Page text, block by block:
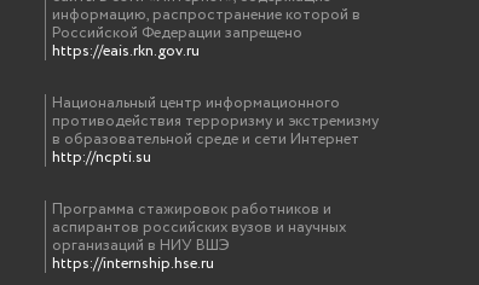
информацию, распространение которой в
Российской Федерации запрещено
https://eais.rkn.gov.ru
Национальный центр информационного
противодействия терроризму и экстремизму
в образовательной среде и сети Интернет
http://ncpti.su
Программа стажировок работников и
аспирантов российских вузов и научных
организаций в НИУ ВШЭ
https://internship.hse.ru